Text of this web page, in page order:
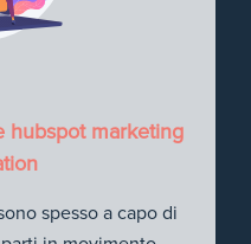
hubspot marketing
spesso a capo di